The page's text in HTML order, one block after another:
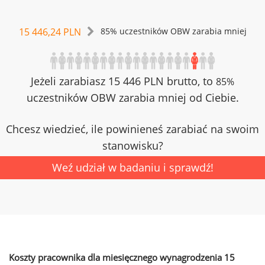
15 446,24 PLN 85% uczestników OBW zarabia mniej
Jeżeli zarabiasz 15 446 PLN brutto, to 85%
uczestników OBW zarabia mniej od Ciebie.
Chcesz wiedzieć, ile powinieneś zarabiać na swoim
stanowisku?
Weź udział w badaniu i sprawdź!
Koszty pracownika dla miesięcznego wynagrodzenia 15